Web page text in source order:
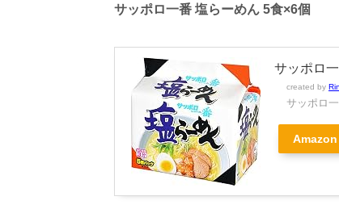
サッポロ一番 塩らーめん 5食×6個
サッポロ
created by
サッポロ
Amazon